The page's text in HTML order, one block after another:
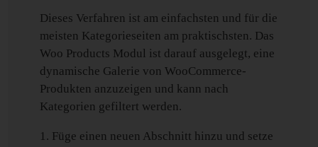
Dieses Verfahren ist am einfachsten und für die
meisten Kategorieseiten am praktischsten. Das
Woo Products Modul ist darauf ausgelegt, eine
dynamische Galerie von WooCommerce-
Produkten anzuzeigen und kann nach
Kategorien gefiltert werden.
Füge einen neuen Abschnitt hinzu und setze